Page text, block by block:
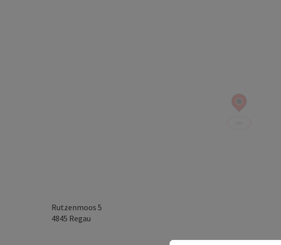
Rutzenmoos 5
4845 Regau